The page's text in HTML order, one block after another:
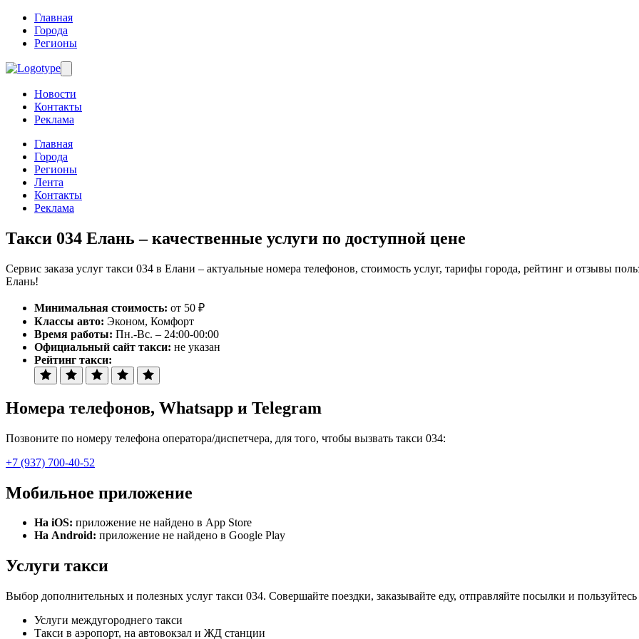
Главная
Города
Регионы
Новости
Контакты
Реклама
Главная
Города
Регионы
Лента
Контакты
Реклама
Такси 034 Елань – качественные услуги по доступной цене
Сервис заказа услуг такси 034 в Елани – актуальные номера телефонов, стоимость услуг, тарифы города, рейтинг и отзывы
Елань!
Минимальная стоимость: от 50 ₽
Классы авто: Эконом, Комфорт
Время работы: Пн.-Вс. – 24:00-00:00
Официальный сайт такси: не указан
Рейтинг такси:
Номера телефонов, Whatsapp и Telegram
Позвоните по номеру телефона оператора/диспетчера, для того, чтобы вызвать такси 034:
+7 (937) 700-40-52
Мобильное приложение
На iOS: приложение не найдено в App Store
На Android: приложение не найдено в Google Play
Услуги такси
Выбор дополнительных и полезных услуг такси 034. Совершайте поездки, заказывайте еду, отправляйте посылки и пользуйтесь
Услуги междугороднего такси
Такси в аэропорт, на автовокзал и ЖД станции